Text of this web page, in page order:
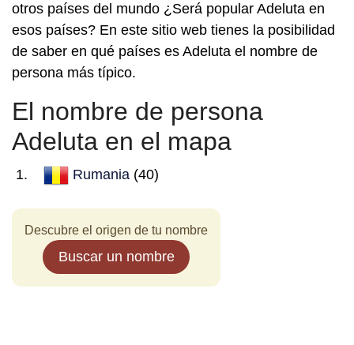
otros países del mundo ¿Será popular Adeluta en
esos países? En este sitio web tienes la posibilidad
de saber en qué países es Adeluta el nombre de
persona más típico.
El nombre de persona
Adeluta en el mapa
Rumania (40)
Descubre el origen de tu nombre
Buscar un nombre